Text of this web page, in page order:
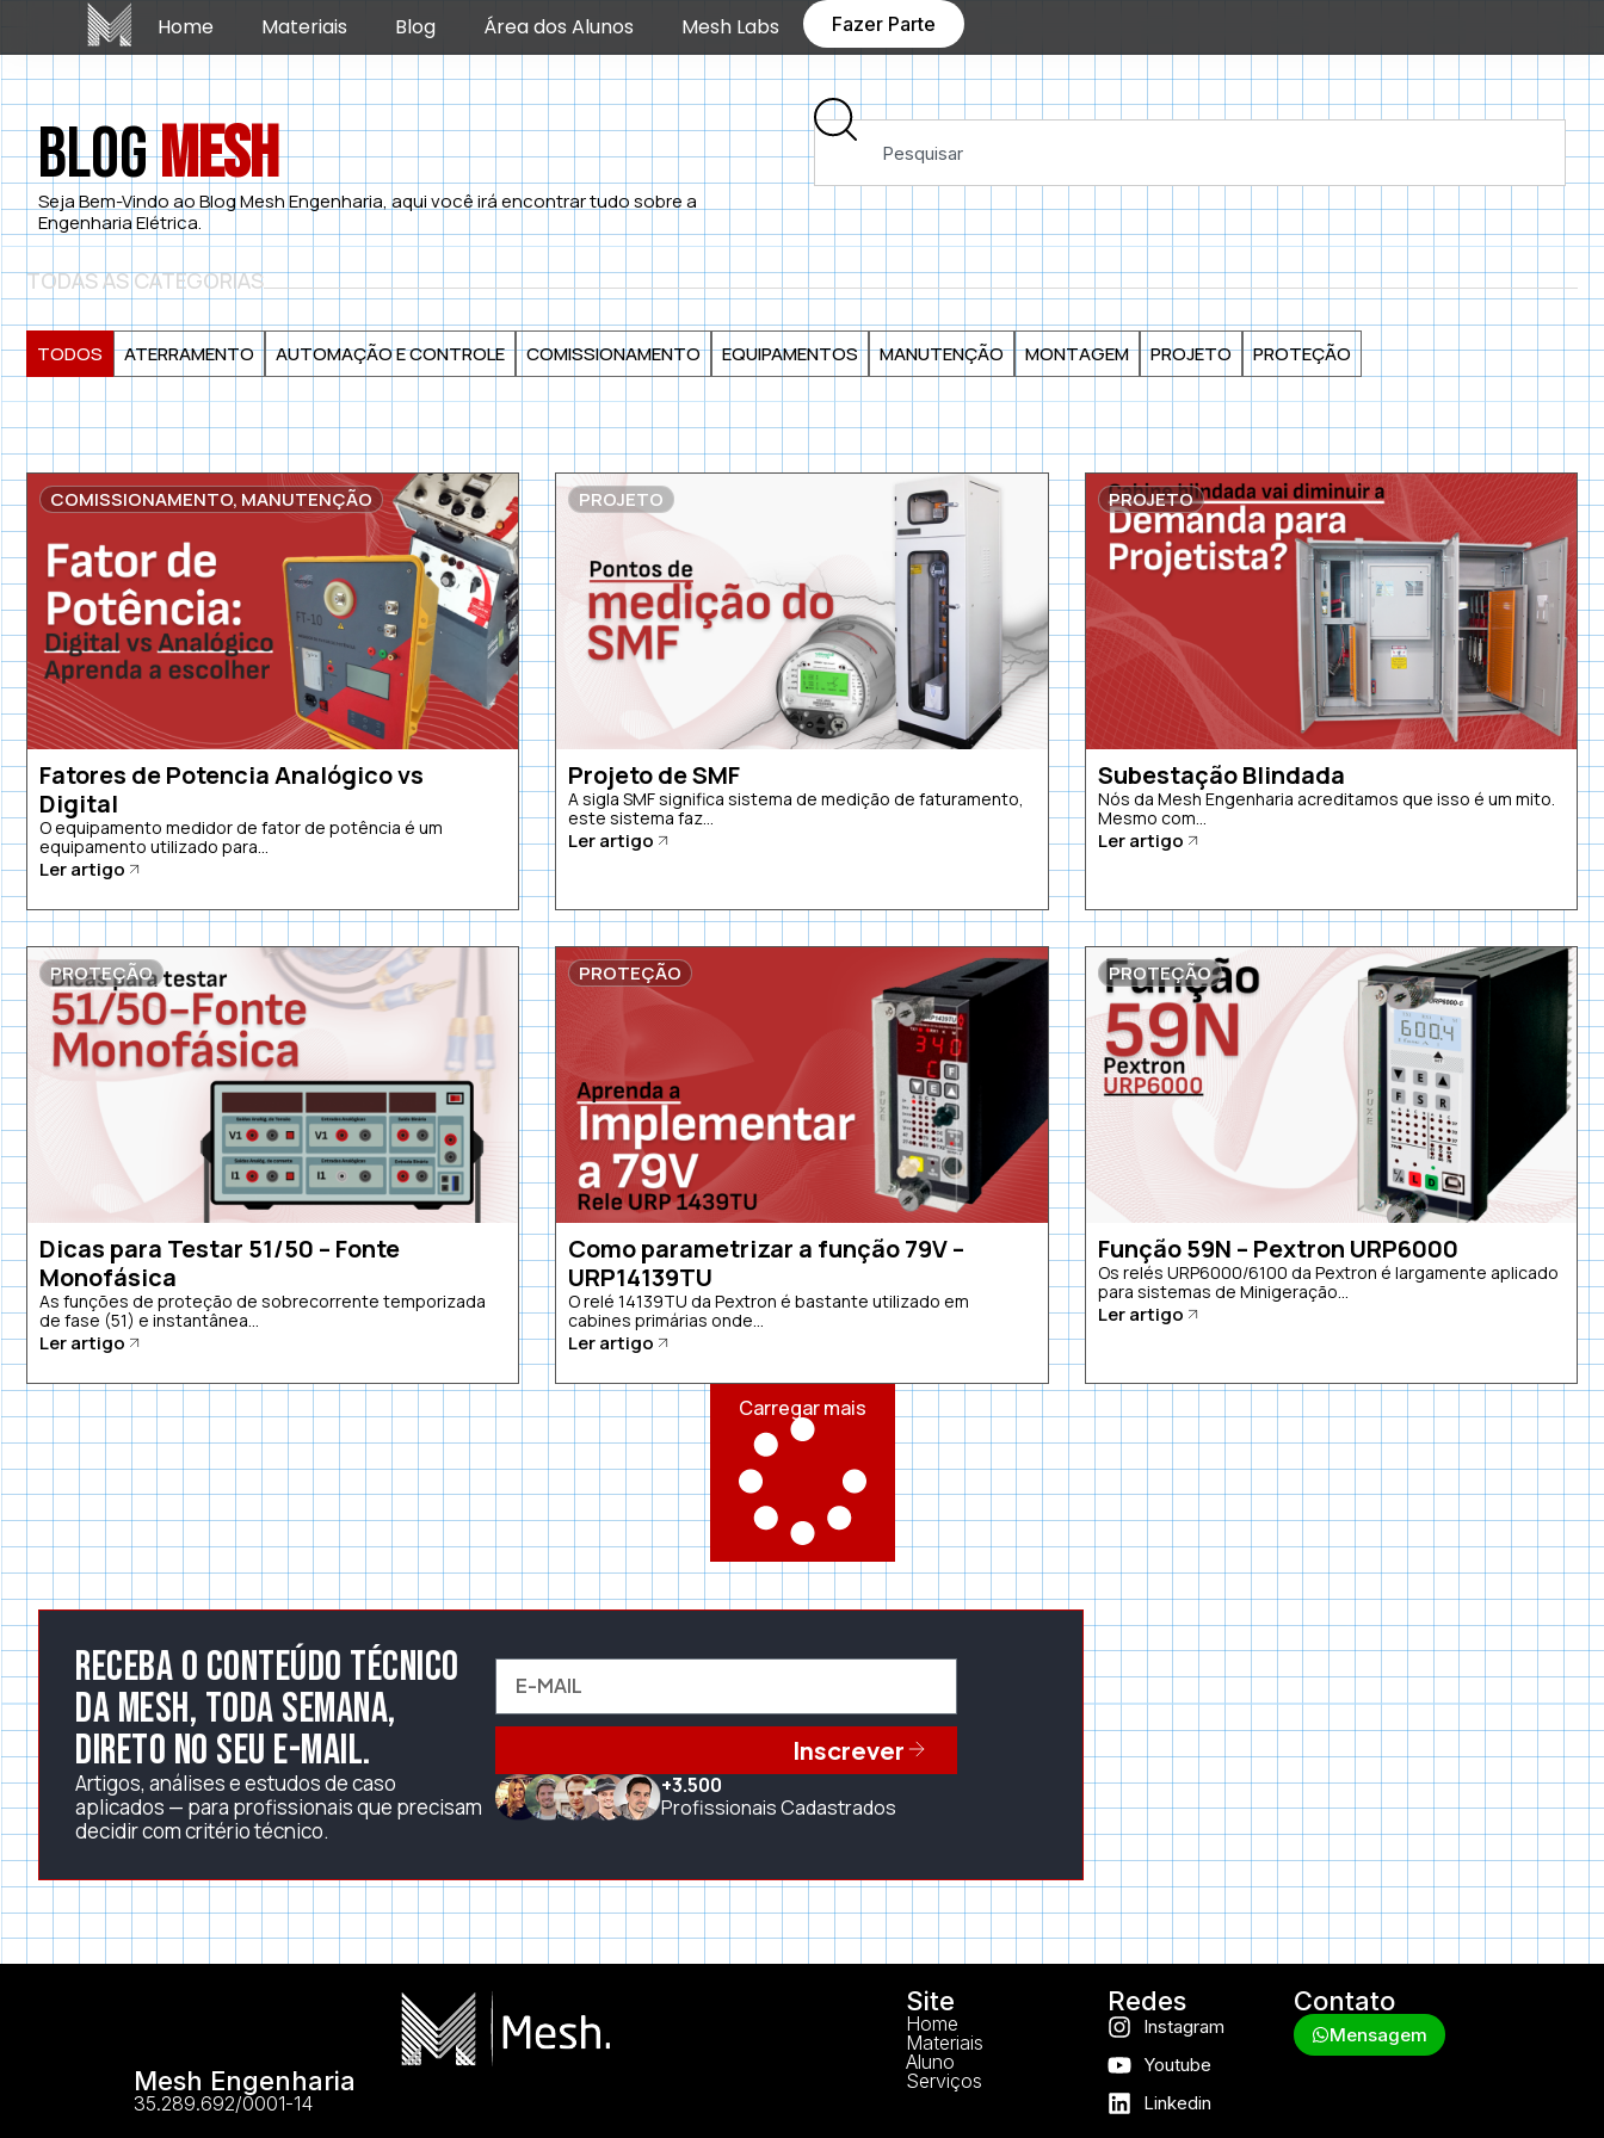
Home Materiais Blog Área dos Alunos Mesh Labs Fazer Parte
BlogMesh
Seja Bem-Vindo ao Blog Mesh Engenharia, aqui você irá encontrar tudo sobre a
Engenharia Elétrica.
TODAS AS CATEGORIAS
ATERRAMENTO AUTOMAÇÃO E CONTROLE COMISSIONAMENTO EQUIPAMENTOS MANUTENÇÃO MONTAGEM PROJETO PROTEÇÃO
TODOS
COMISSIONAMENTO, MANUTENÇÃO
Fatores de Potencia Analógico vs
Digital
O equipamento medidor de fator de potência é um
equipamento utilizado para...
Ler artigo
PROJETO
Projeto de SMF
A sigla SMF significa sistema de medição de faturamento,
este sistema faz...
Ler artigo
PROJETO
Subestação Blindada
Nós da Mesh Engenharia acreditamos que isso é um mito.
Mesmo com...
Ler artigo
PROTEÇÃO
Dicas para Testar 51/50 – Fonte
Monofásica
As funções de proteção de sobrecorrente temporizada
de fase (51) e instantânea...
Ler artigo
PROTEÇÃO
Como parametrizar a função 79V –
URP14139TU
O relé 14139TU da Pextron é bastante utilizado em
cabines primárias onde...
Ler artigo
PROTEÇÃO
Função 59N – Pextron URP6000
Os relés URP6000/6100 da Pextron é largamente aplicado
para sistemas de Minigeração...
Ler artigo
Carregar mais
Receba o conteúdo técnico
da Mesh, toda semana,
direto no seu e-mail.
Artigos, análises e estudos de caso
aplicados — para profissionais que precisam
decidir com critério técnico.
Inscrever
+3.500
Profissionais Cadastrados
Mesh Engenharia
35.289.692/0001-14
Site
Home
Materiais
Aluno
Serviços
Redes
Instagram
Youtube
Linkedin
Contato
Mensagem